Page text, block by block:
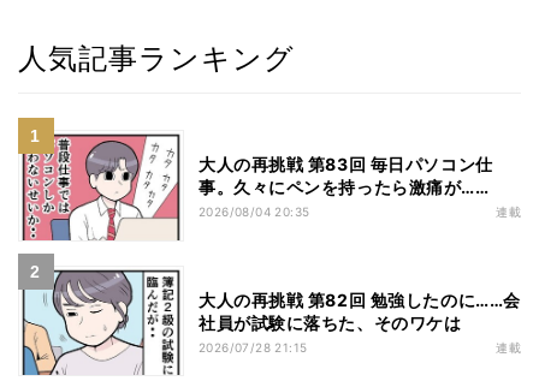
人気記事ランキング
大人の再挑戦 第83回 毎日パソコン仕
事。久々にペンを持ったら激痛が……
2026/08/04 20:35 連載
大人の再挑戦 第82回 勉強したのに……会
社員が試験に落ちた、そのワケは
2026/07/28 21:15 連載